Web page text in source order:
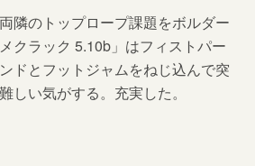
隣のトップロープ課題をボルダー
クラック 5.10b」はフィストパー
ドとフットジャムをねじ込んで突
しい気がする。充実した。